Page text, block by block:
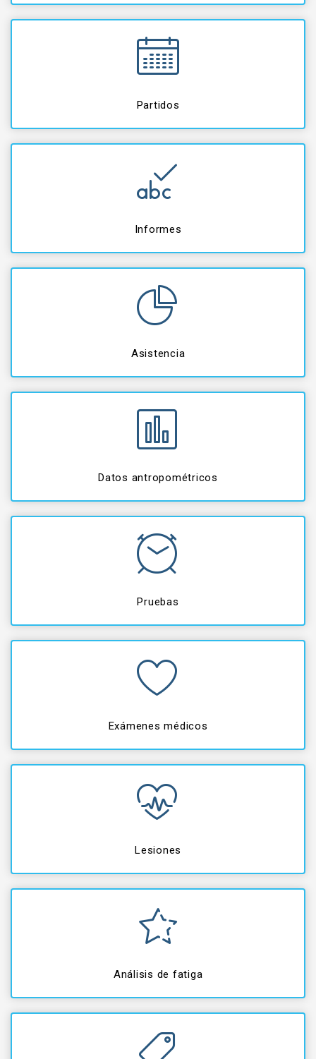
Partidos
Informes
Asistencia
Datos antropométricos
Pruebas
Exámenes médicos
Lesiones
Análisis de fatiga